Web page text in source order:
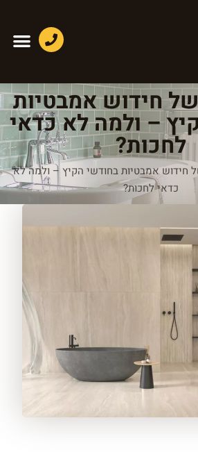
של חידוש אמבטיות
– ולמה לא כדאי
לחכות?
חידוש אמבטיות בחודשי הקיץ – ולמה לא
כדאי לחכות?